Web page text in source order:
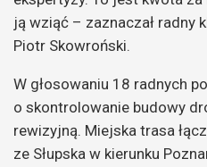
ją wziąć – zaznaczał radny
Piotr Skowroński.
W głosowaniu 18 radnych
o skontrolowanie budowy
rewizyjną. Miejska trasa
ze Słupska w kierunku